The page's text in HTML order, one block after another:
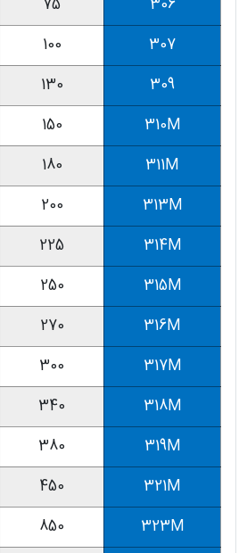
307
100
309
130
310M
150
311M
180
313M
200
314M
225
315M
250
316M
270
317M
300
318M
340
319M
380
321M
450
323M
850